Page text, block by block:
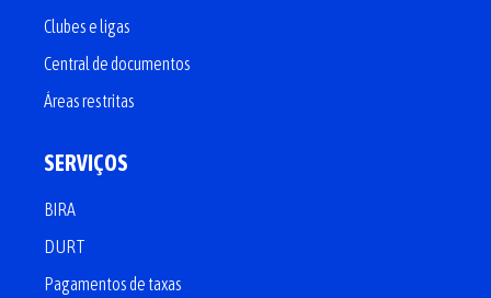
Clubes e ligas
Central de documentos
Áreas restritas
SERVIÇOS
BIRA
DURT
Pagamentos de taxas